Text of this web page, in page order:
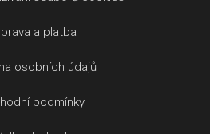
a platba
osobních údajů
podmínky